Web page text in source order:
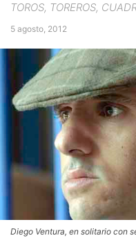
TOROS, TOREROS,
5 agosto, 2012
Diego Ventura, en solitario con